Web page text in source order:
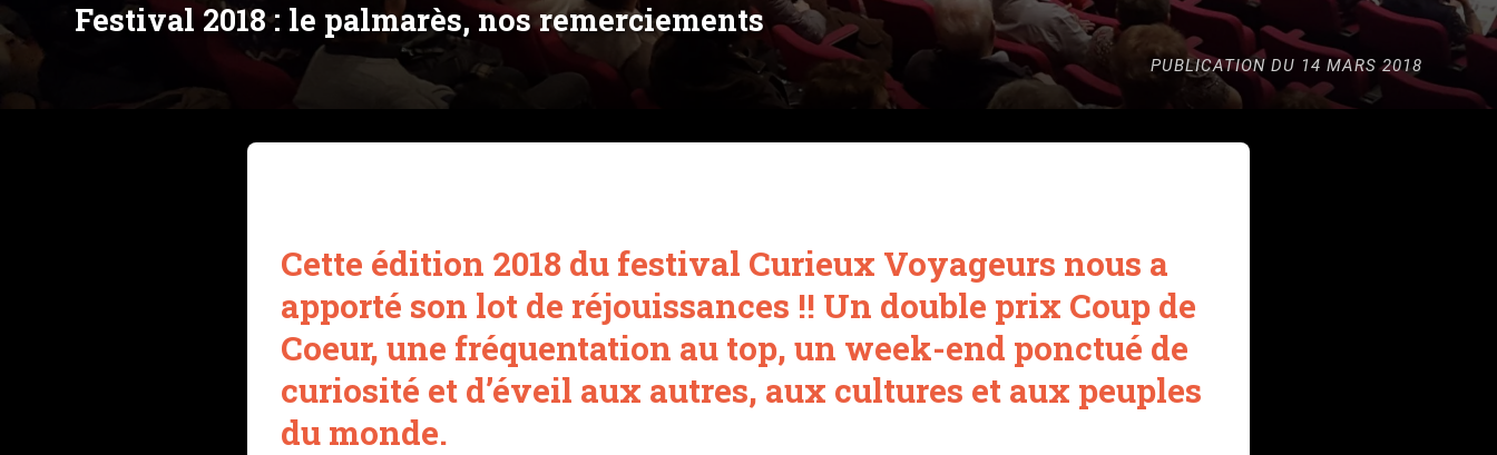
Festival 2018 : le palmarès, nos remerciements
PUBLICATION DU 14 MARS 2018
Cette édition 2018 du festival Curieux Voyageurs nous a
apporté son lot de réjouissances !! Un double prix Coup de
Coeur, une fréquentation au top, un week-end ponctué de
curiosité et d’éveil aux autres, aux cultures et aux peuples
du monde.